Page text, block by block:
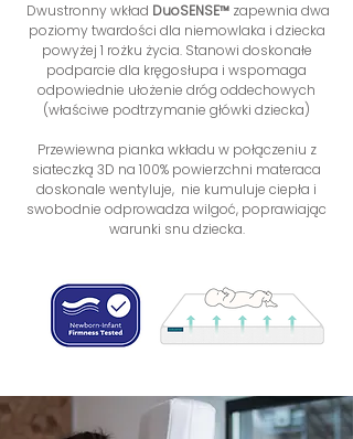
Dwustronny wkład DuoSENSE™ zapewnia dwa
poziomy twardości dla niemowlaka i dziecka
powyżej 1 rożku życia. Stanowi doskonałe
podparcie dla kręgosłupa i wspomaga
odpowiednie ułożenie dróg oddechowych
(właściwe podtrzymanie główki dziecka)
Przewiewna pianka wkładu w połączeniu z
siateczką 3D na 100% powierzchni materaca
doskonale wentyluje, nie kumuluje ciepła i
swobodnie odprowadza wilgoć, poprawiając
warunki snu dziecka.